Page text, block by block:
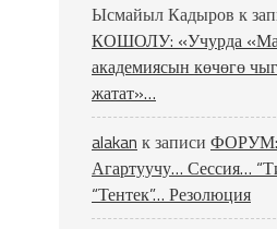
Ысмайыл Кадыров к
КОШОЛУ: «Учурда
академиясын көчөгө
жатат»…
alakan к записи ФОРУМ:
Агартуучу… Сессия…
“Тентек”… Резолюция